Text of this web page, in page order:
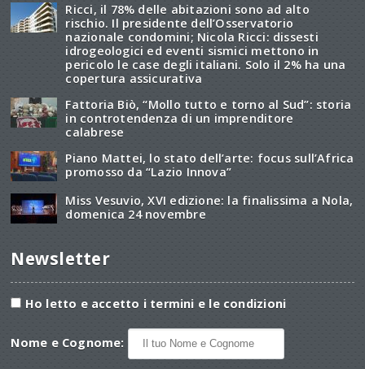
Ricci, il 78% delle abitazioni sono ad alto
rischio. Il presidente dell’Osservatorio
nazionale condomini; Nicola Ricci: dissesti
idrogeologici ed eventi sismici mettono in
pericolo le case degli italiani. Solo il 2% ha una
copertura assicurativa
Fattoria Biò, “Mollo tutto e torno al Sud”: storia
in controtendenza di un imprenditore
calabrese
Piano Mattei, lo stato dell’arte: focus sull’Africa
promosso da “Lazio Innova”
Miss Vesuvio, XVI edizione: la finalissima a Nola,
domenica 24 novembre
Newsletter
Ho letto e accetto i termini e le condizioni
Nome e Cognome: